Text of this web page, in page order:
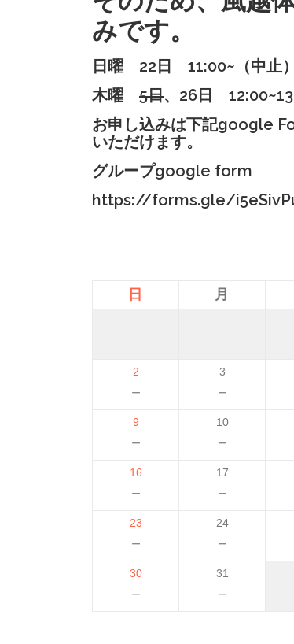
みです。
日曜 22日 11:00~（中止）
木曜 5日、 26 日
お申し込みは下記google
いただけます。
グループgoogle form
https://forms.gle/
日 月
2
－
3
－
9
－
10
－
16
－
17
－
23
－
24
－
30
－
31
－